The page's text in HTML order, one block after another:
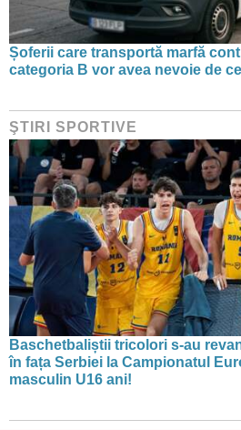
Șoferii care transportă marfă
categoria B vor avea nevoie de
ŞTIRI SPORTIVE
Baschetbaliștii tricolori s-au
în fața Serbiei la Campionatul
masculin U16 ani!